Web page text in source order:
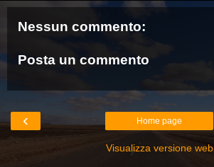
Nessun commento:
Posta un commento
‹ Home page
Visualizza versione web